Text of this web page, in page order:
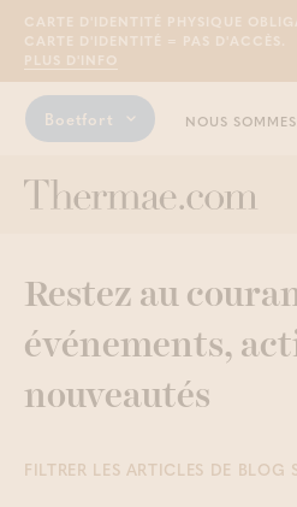
CARTE D'IDENTITÉ PHYSIQUE
CARTE D'IDENTITÉ = PAS D'ACCÈS.
PLUS D'INFO
Boetfort NOUS
Restez au
événements,
nouveautés
FILTRER LES ARTICLES DE BLOG